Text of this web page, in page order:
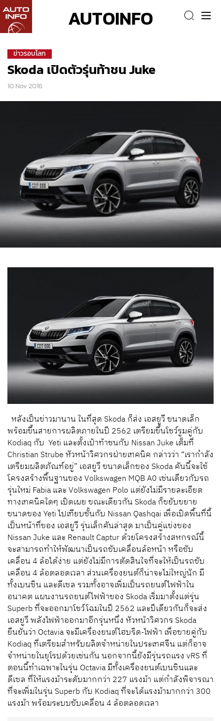
AUTOINFO
ข่าวรอบโลก
Skoda เปิดตัวรุ่นท้าชน Juke
10 Nov 2016
หลังเป็นข่าวมานาน ในที่สุด Skoda ก็ส่ง เอสยูวี ขนาดเล็ก
พร้อมขึ้นสายการผลิตภายในปี 2562 เตรียมขึ้นโชว์รูมคู่กับ
Kodiaq กับ Yeti และตั้งเป้าท้าชนกับ Nissan Juke เต็มที่
Christian Strube หัวหน้าวิศวกรฝ่ายเทคนิค กล่าวว่า “เรากำลัง
เตรียมผลิตภัณฑ์อยู่” เอสยูวี ขนาดเล็กของ Skoda คันนี้จะใช้
โครงสร้างพื้นฐานของ Volkswagen MQB A0 เช่นเดียวกับรถ
รุ่นใหม่ Fabia และ Volkswagen Polo แต่ยังไม่มีรายละเอียด
ทางเทคนิคใดๆ เปิดเผย ขณะเดียวกัน Skoda ก็ขยับขยาย
ขนาดของ Yeti ไปเทียบชั้นกับ Nissan Qashqai เพื่อเปิดพื้นที่นี้
เป็นหน้าที่ของ เอสยูวี รุ่นเล็กคันล่าสุด มาเป็นคู่แข่งของ
Nissan Juke และ Renault Captur ด้วยโครงสร้างสหกรณ์นี้
จะสามารถทำให้พัฒนาเป็นรถขับเคลื่อนล้อหน้า หรือขับ
เคลื่อน 4 ล้อได้ง่าย แต่ยังไม่มีการตัดสินใจที่จะให้เป็นรถขับ
เคลื่อน 4 ล้อตลอดเวลา ส่วนเครื่องยนต์ก็น่าจะไม่ใหญ่นัก มี
ทั้งเบนซิน และดีเซล รวมทั้งอาจเพิ่มเป็นรถยนต์ไฟฟ้าใน
อนาคต แผนงานรถยนต์ไฟฟ้าของ Skoda เริ่มมาตั้งแต่รุ่น
Superb ที่จะออกมาโชว์โฉมในปี 2562 และปีเดียวกันก็จะส่ง
เอสยูวี พลังไฟฟ้าออกมาอีกรุ่นหนึ่ง หัวหน้าวิศวกร Skoda
ยืนยันว่า Octavia จะมีเครื่องยนต์ไฮบริด-ไฟฟ้า เพื่อขายคู่กับ
Kodiaq ที่เตรียมสำหรับผลิตจำหน่ายในประเทศจีน แต่ก็อาจ
จำหน่ายในยุโรปด้วยเช่นกัน นอกจากนี้ยังมีรุ่นรถแรง vRS ที่
ตอนนี้ทำเฉพาะในรุ่น Octavia มีทั้งเครื่องยนต์เบนซินและ
ดีเซล ที่ให้แรงม้าระดับมากกว่า 227 แรงม้า แต่กำลังพิจารณา
ที่จะเพิ่มในรุ่น Superb กับ Kodiaq ที่จะได้แรงม้ามากกว่า 300
แรงม้า พร้อมระบบขับเคลื่อน 4 ล้อตลอดเวลา